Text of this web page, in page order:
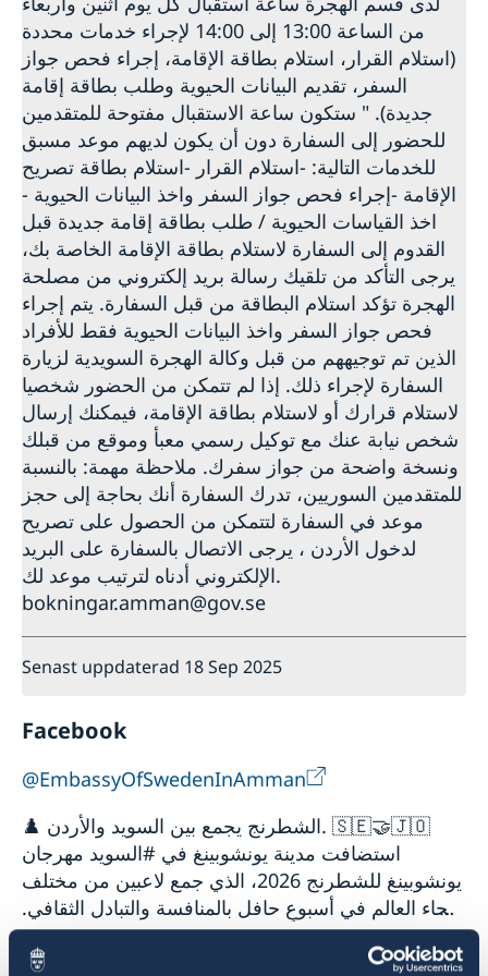
يرجى تحديد سبب طلب الموعد بوضوح في خانة
(معلومات أخرى).
تأكد من إحضار جواز سفرك ساري المفعول عند زيارة
السفارة.
إذا كنت لا تستطيع ان تأتي شخصيا، يمكنك تفويض
شخص آخر لاستلام البطاقة نيابة عنك. يجب أن يكون
لديه رسالة تفويض باللغة الإنجليزية موقعه منك ونسخه
من جواز سفرك. إذا كنت تريد استلام بطاقات الإقامة
لأطفالك القصر فإنك تحتاج إلى إحضار جوازات سفرهم
الأصلية.
من الساعة 13:00 إلى 14:00 لإجراء خدمات محددة
(استلام القرار، استلام بطاقة الإقامة، إجراء فحص جواز
السفر، تقديم البيانات الحيوية وطلب بطاقة إقامة
جديدة). " ستكون ساعة الاستقبال مفتوحة للمتقدمين
للحضور إلى السفارة دون أن يكون لديهم موعد مسبق
للخدمات التالية: -استلام القرار -استلام بطاقة تصريح
الإقامة -إجراء فحص جواز السفر واخذ البيانات الحيوية -
اخذ القياسات الحيوية / طلب بطاقة إقامة جديدة قبل
القدوم إلى السفارة لاستلام بطاقة الإقامة الخاصة بك،
يرجى التأكد من تلقيك رسالة بريد إلكتروني من مصلحة
الهجرة تؤكد استلام البطاقة من قبل السفارة. يتم إجراء
فحص جواز السفر واخذ البيانات الحيوية فقط للأفراد
الذين تم توجيههم من قبل وكالة الهجرة السويدية لزيارة
السفارة لإجراء ذلك. إذا لم تتمكن من الحضور شخصيا
لاستلام قرارك أو لاستلام بطاقة الإقامة، فيمكنك إرسال
شخص نيابة عنك مع توكيل رسمي معبأ وموقع من قبلك
ونسخة واضحة من جواز سفرك. ملاحظة مهمة: بالنسبة
للمتقدمين السوريين، تدرك السفارة أنك بحاجة إلى حجز
موعد في السفارة لتتمكن من الحصول على تصريح
لدخول الأردن ، يرجى الاتصال بالسفارة على البريد
الإلكتروني أدناه لترتيب موعد لك.
bokningar.amman@gov.se
Senast uppdaterad 18 Sep 2025
Facebook
@EmbassyOfSwedenInAmman
♟️ الشطرنج يجمع بين السويد والأردن. 🇸🇪🤝🇯🇴
استضافت مدينة يونشوبينغ في #السويد مهرجان
يونشوبينغ للشطرنج 2026، الذي جمع لاعبين من مختلف
أنحاء العالم في أسبوعٍ حافل بالمنافسة والتبادل الثقافي.
بالتعاون مع الأكاديمية الأردني...